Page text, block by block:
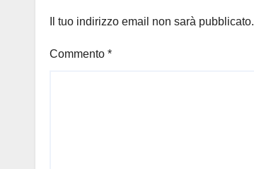
Il tuo indirizzo email non sarà pubblicato.
Commento *